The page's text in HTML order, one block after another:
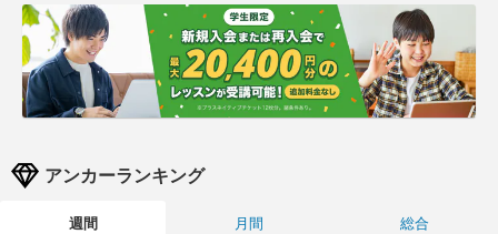
アンカーランキング
週間 月間
総合